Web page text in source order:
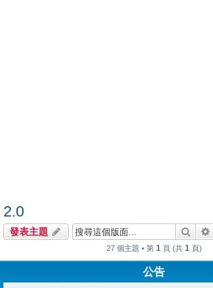
2.0
發表主題 搜尋
27 個主題 • 第 1 頁 (共 1 頁)
公告